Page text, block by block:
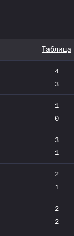
Таблица
4
3
1
0
3
1
2
1
2
2